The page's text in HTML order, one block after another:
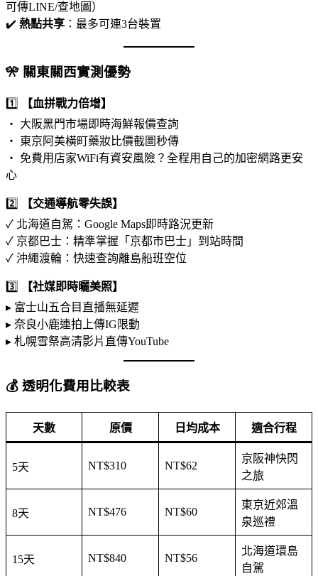
可傳LINE/查地圖）
✔️ 熱點共享 ：最多可連3台裝置
🎌 關東關西實測優勢
1️⃣
【血拼戰力倍增】
‧ 大阪黑門市場即時海鮮報價查詢
‧ 東京阿美橫町藥妝比價截圖秒傳
‧ 免費用店家WiFi有資安風險？全程用自己的加密網路更安
心
2️⃣
【交通導航零失誤】
✓ 北海道自駕：Google Maps即時路況更新
✓ 京都巴士：精準掌握「京都市巴士」到站時間
✓ 沖繩渡輪：快速查詢離島船班空位
3️⃣
【社媒即時曬美照】
▸ 富士山五合目直播無延遲
▸ 奈良小鹿連拍上傳IG限動
▸ 札幌雪祭高清影片直傳YouTube
💰 透明化費用比較表
天數 原價 日均成本 適合行程
5天 NT$310 NT$62
京阪神快閃
之旅
8天 NT$476 NT$60
東京近郊溫
泉巡禮
15天 NT$840 NT$56
北海道環島
自駕